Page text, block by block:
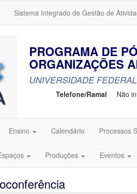
Sistema Integrado de Gestão de
PROGRAMA DE
ORGANIZAÇÕES
UNIVERSIDADE
Telefone/Ramal Não
Ensino Calendário Processos
Produções Eventos